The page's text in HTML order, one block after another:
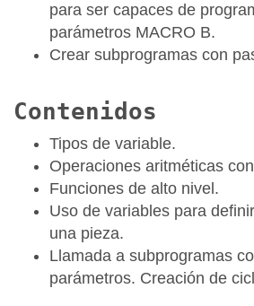
para ser capaces de
parámetros MACRO B.
Crear subprogramas con
Contenidos
Tipos de variable.
Operaciones aritméticas
Funciones de alto nivel.
Uso de variables para
una pieza.
Llamada a subprogramas
parámetros. Creación de